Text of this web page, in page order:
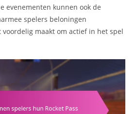
evenementen kunnen ook de
spelers beloningen
maakt om actief in het spel